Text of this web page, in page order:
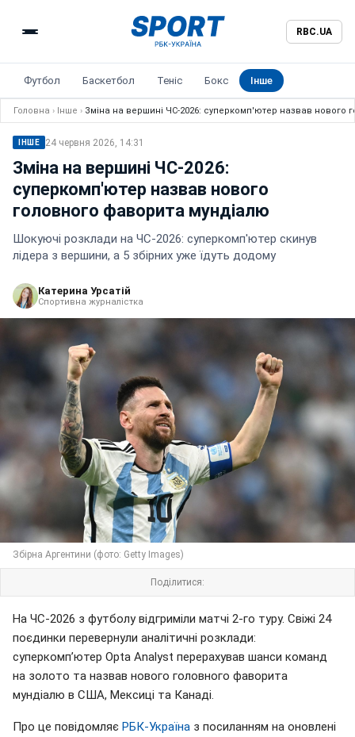
RBC.UA
Футбол Баскетбол Теніс Бокс Інше
Головна › Інше › Зміна на вершині ЧС-2026: суперкомп'ютер назвав нового
ІНШЕ 24 червня 2026, 14:31
Зміна на вершині ЧС-2026:
суперкомп'ютер назвав нового
головного фаворита мундіалю
Шокуючі розклади на ЧС-2026: суперкомп'ютер скинув
лідера з вершини, а 5 збірних уже їдуть додому
Катерина Урсатій
Спортивна журналістка
Збірна Аргентини (фото: Getty Images)
Поділитися:
На ЧС-2026 з футболу відгриміли матчі 2-го туру. Свіжі 24
поєдинки перевернули аналітичні розклади:
суперкомп’ютер Opta Analyst перерахував шанси команд
на золото та назвав нового головного фаворита
мундіалю в США, Мексиці та Канаді.
Про це повідомляє РБК-Україна з посиланням на оновлені